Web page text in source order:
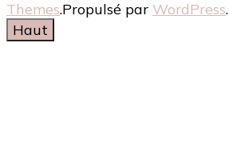
Themes.Propulsé par WordPress.
Haut